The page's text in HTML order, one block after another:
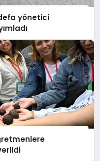
yönetici